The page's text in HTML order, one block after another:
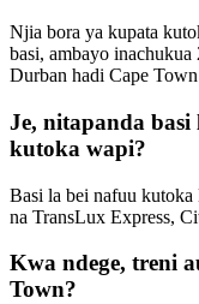
Njia bora ya kupata
basi, ambayo
Durban hadi Cape
Je, nitapanda
kutoka wapi?
Basi la bei nafuu
na TransLux Express,
Kwa ndege, treni
Town?